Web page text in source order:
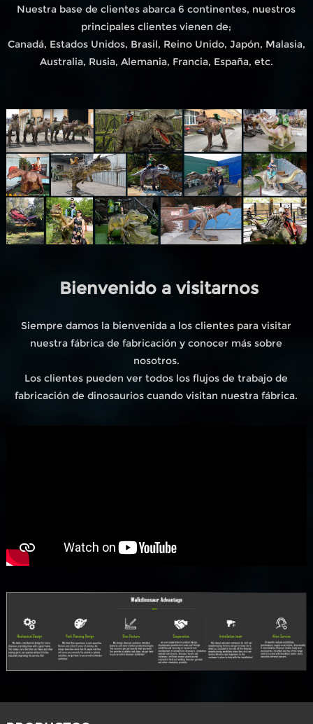
Nuestra base de clientes abarca 6 continentes, nuestros
principales clientes vienen de;
Canadá, Estados Unidos, Brasil, Reino Unido, Japón, Malasia,
Australia, Rusia, Alemania, Francia, España, etc.
Bienvenido a visitarnos
Siempre damos la bienvenida a los clientes para visitar
nuestra fábrica de fabricación y conocer más sobre
nosotros.
Los clientes pueden ver todos los flujos de trabajo de
fabricación de dinosaurios cuando visitan nuestra fábrica.